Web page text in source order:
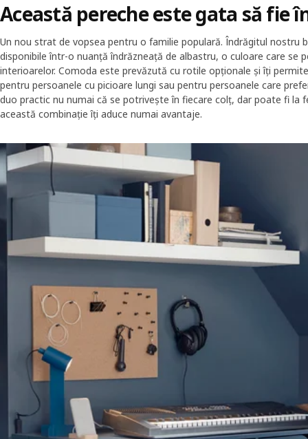
Această pereche este gata să fie
Un nou strat de vopsea pentru o familie populară. Îndrăgitul nostru
disponibile într-o nuanță îndrăzneață de albastru, o culoare care
interioarelor. Comoda este prevăzută cu rotile opționale și îți
pentru persoanele cu picioare lungi sau pentru persoanele care
duo practic nu numai că se potrivește în fiecare colț, dar poate fi la
această combinație îți aduce numai avantaje.